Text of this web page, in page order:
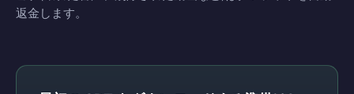
返金します。